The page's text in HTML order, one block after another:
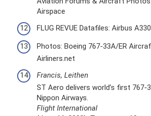
Airspace
FLUG REVUE Datafiles: Airbus
Photos: Boeing 767-33A/ER
Airliners.net
Francis, Leithen
ST Aero delivers world’s first 767-
Nippon Airways.
Flight International